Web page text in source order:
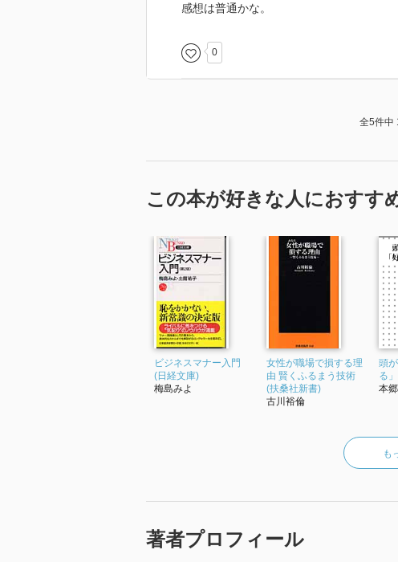
感想は普通かな。
0
全5件中
この本が好きな人におすす
ビジネスマナー入門
(日経文庫)
梅島みよ
女性が職場で損する理
由 賢くふるまう技術
(扶桑社新書)
古川裕倫
頭
る
本
も
著者プロフィール